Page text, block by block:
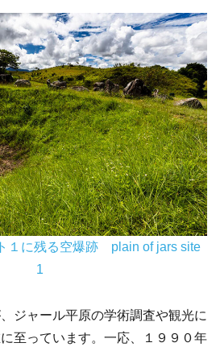
１に残る空爆跡 plain of jars site
1
ジャール平原の学術調査や観光に
至っています。一応、１９９０年